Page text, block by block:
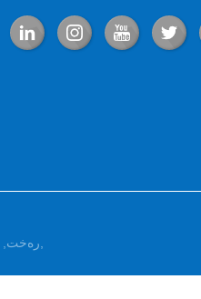
ripstop رەخت